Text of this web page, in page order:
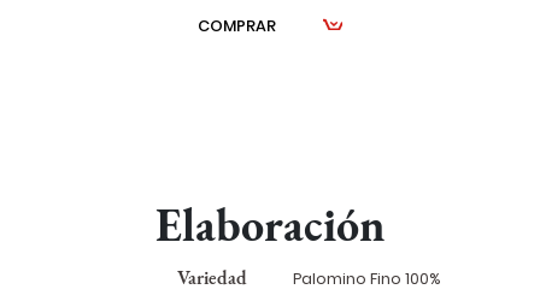
COMPRAR
Elaboración
Variedad Palomino Fino 100%